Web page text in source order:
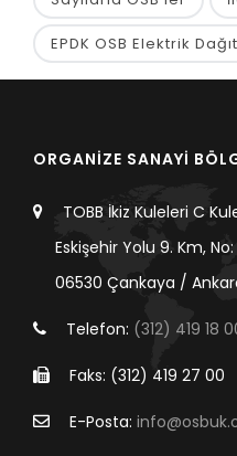
EPDK OSB Elektrik
ORGANİZE SANAYİ
TOBB İkiz Kuleleri C
Eskişehir Yolu 9. Km,
06530 Çankaya /
Telefon: (312) 419 18
Faks: (312) 419 27 00
E-Posta: